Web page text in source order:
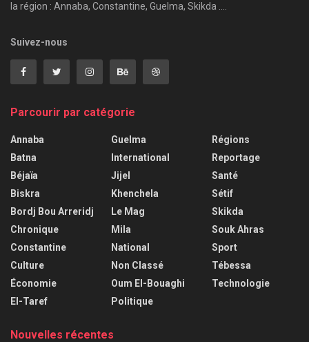
la région : Annaba, Constantine, Guelma, Skikda ....
Suivez-nous
Parcourir par catégorie
Annaba
Batna
Béjaïa
Biskra
Bordj Bou Arreridj
Chronique
Constantine
Culture
Économie
El-Taref
Guelma
International
Jijel
Khenchela
Le Mag
Mila
National
Non Classé
Oum El-Bouaghi
Politique
Régions
Reportage
Santé
Sétif
Skikda
Souk Ahras
Sport
Tébessa
Technologie
Nouvelles récentes